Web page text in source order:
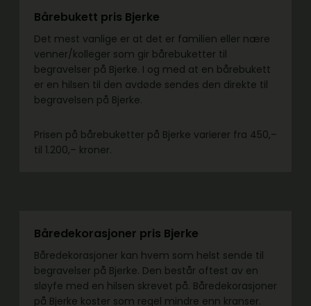
Bårebukett pris Bjerke
Det mest vanlige er at det er familien eller nære
venner/kolleger som gir bårebuketter til
begravelser på Bjerke. I og med at en bårebukett
er en hilsen til den avdøde sendes den direkte til
begravelsen på Bjerke.
Prisen på bårebuketter på Bjerke varierer fra 450,–
til 1.200,– kroner.
Båredekorasjoner pris Bjerke
Båredekorasjoner kan hvem som helst sende til
begravelser på Bjerke. Den består oftest av en
sløyfe med en hilsen skrevet på. Båredekorasjoner
på Bjerke koster som regel mindre enn kranser.